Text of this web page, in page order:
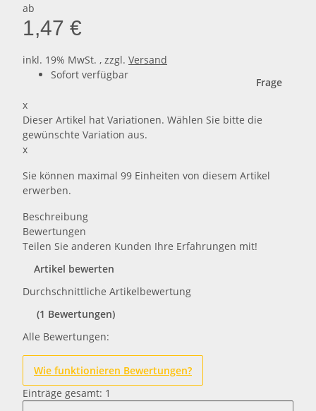
ab
1,47 €
inkl. 19% MwSt. , zzgl. Versand
Sofort verfügbar
Frage
x
Dieser Artikel hat Variationen. Wählen Sie bitte die
gewünschte Variation aus.
x
Sie können maximal 99 Einheiten von diesem Artikel
erwerben.
Beschreibung
Bewertungen
Durchschnittliche Artikelbewertung
(1 Bewertungen)
Teilen Sie anderen Kunden Ihre Erfahrungen mit!
Artikel bewerten
Alle Bewertungen:
Wie funktionieren Bewertungen?
Einträge gesamt: 1